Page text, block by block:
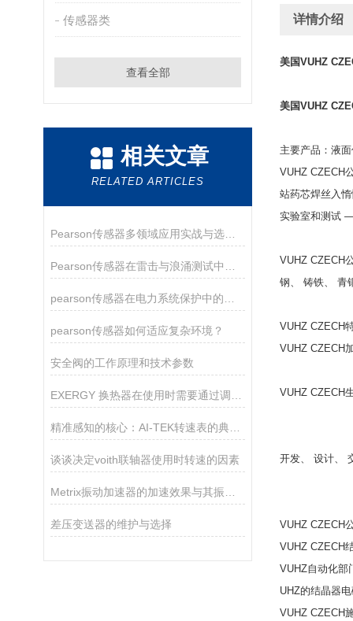
传感器类
查看全部
相关文章
RELATED ARTICLES
Pearson传感器多领域应用实战与选型指南
pearson传感器如何适应复杂环境？
安全阀的工作原理和技术参数
谈谈决定voith联轴器使用时转速的因素
差压变送器的维护与选择
详情介绍
美国VUHZ
美国VUHZ
主要产品：液
VUHZ CZECH
站药芯焊丝入
实验室和测试
VUHZ CZECH
钢、 铸铁、 青
VUHZ CZECH
VUHZ CZECH
VUHZ CZECH
开发、 设计、
VUHZ CZECH
VUHZ CZECH
VUHZ自动化部
UHZ的结晶器
VUHZ CZECH